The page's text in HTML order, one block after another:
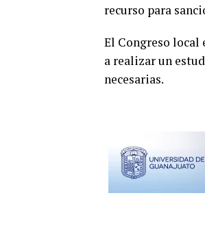
recurso para
El Congreso
a realizar un
necesarias.